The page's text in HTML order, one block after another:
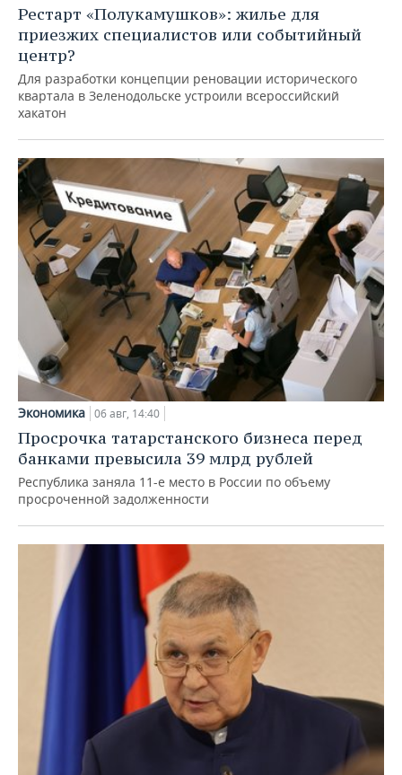
Рестарт «Полукамушков»: жилье для
приезжих специалистов или событийный
центр?
Для разработки концепции реновации исторического
квартала в Зеленодольске устроили всероссийский
хакатон
Экономика 06 авг, 14:40
Просрочка татарстанского бизнеса перед
банками превысила 39 млрд рублей
Республика заняла 11-е место в России по объему
просроченной задолженности